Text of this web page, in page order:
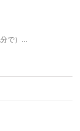
で）...